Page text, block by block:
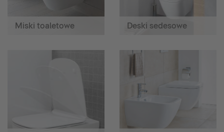
Miski toaletowe Deski sedesowe